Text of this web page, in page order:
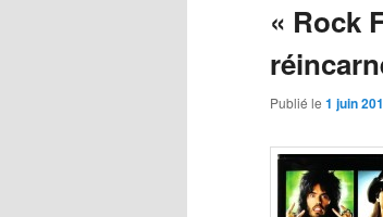
« Rock
Publié le 1 juin